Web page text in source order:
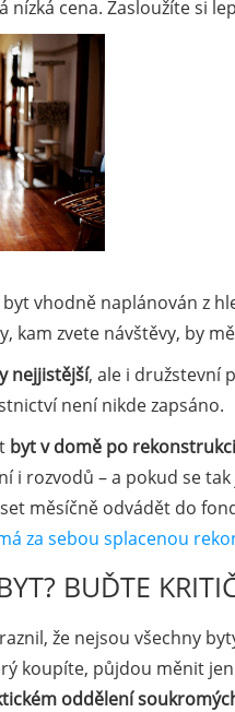
nízká cena. Zasloužíte si
vhodně naplánován z
kam zvete návštěvy, by
nejjistější, ale i družstevní
není nikde zapsáno.
byt v domě po rekonstrukci
i rozvodů – a pokud se
měsíčně odvádět do
za sebou splacenou
BUĎTE
že nejsou všechny
koupíte, půjdou měnit
oddělení